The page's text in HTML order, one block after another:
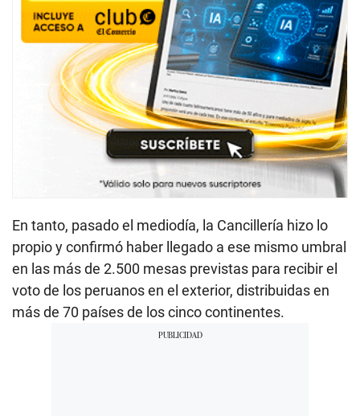
En tanto, pasado el mediodía, la Cancillería hizo lo
propio y confirmó haber llegado a ese mismo umbral
en las más de 2.500 mesas previstas para recibir el
voto de los peruanos en el exterior, distribuidas en
más de 70 países de los cinco continentes.